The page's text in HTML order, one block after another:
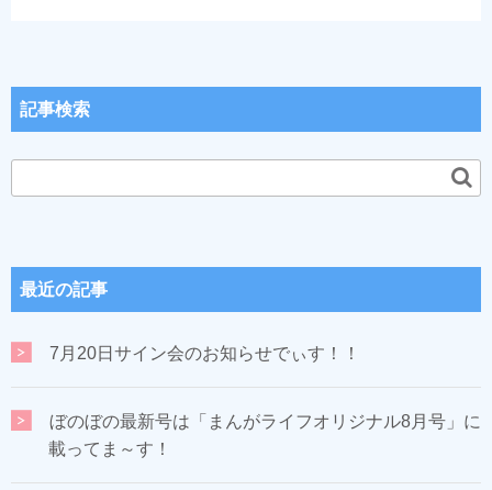
記事検索
最近の記事
7月20日サイン会のお知らせでぃす！！
ぼのぼの最新号は「まんがライフオリジナル8月号」に
載ってま～す！